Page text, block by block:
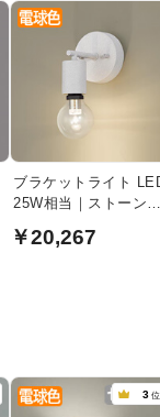
ブラケットライト
25W相当｜ストーン
￥20,267
3 位